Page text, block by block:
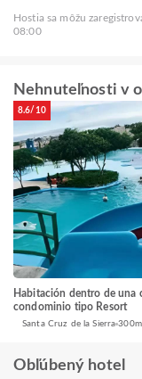
Hostia sa môžu
08:00
Nehnuteľnosti v
8.6/10
Habitación dentro de una
condominio tipo Resort
Santa Cruz de la Sierra
Obľúbený hotel